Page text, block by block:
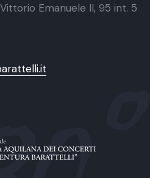
Emanuele II, 95 int. 5